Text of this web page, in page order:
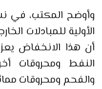
وأوضح المكتب، في
أن هذا الانخفاض
والفحم ومحروقات مماثلة